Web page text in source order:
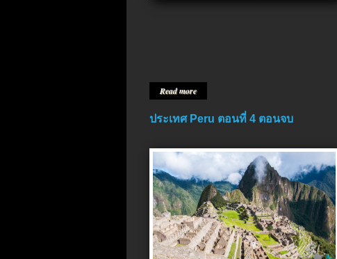
Read more
ประเทศ Peru ตอนที่ 4 ตอนจบ